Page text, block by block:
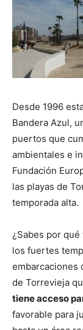
Desde 1996
Bandera Azul,
puertos que
ambientales e
Fundación
las playas de
temporada alta.
¿Sabes por
los fuertes
embarcaciones
de Torrevieja
tiene acceso
favorable para